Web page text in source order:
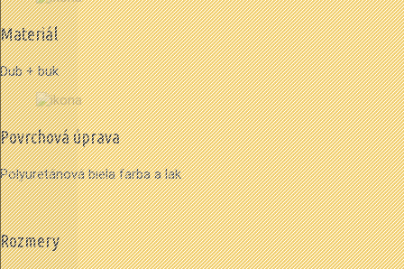
Materiál
Dub + buk
Povrchová úprava
Polyuretánová biela farba a lak
Rozmery